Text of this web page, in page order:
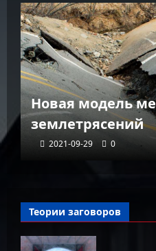
Новая модель
землетрясений
2021-09-29 0
Теории заговоров